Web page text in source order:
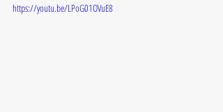
https://youtu.be/LPoG01OVuE8